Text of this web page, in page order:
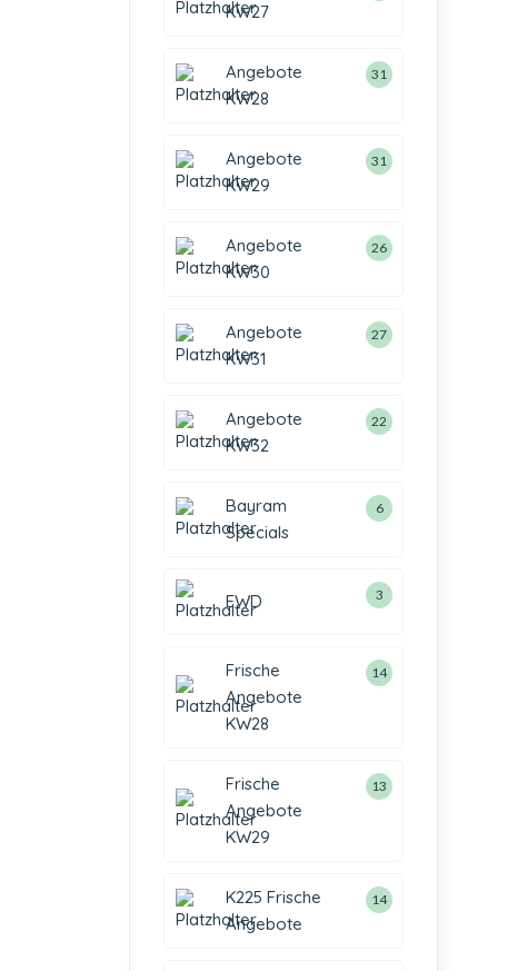
KW27
Angebote
KW28
31
Angebote
KW29
31
Angebote
KW30
26
Angebote
KW31
27
Angebote
KW32
22
Bayram
Specials
6
EWD 3
Frische
Angebote
KW28
14
Frische
Angebote
KW29
13
K225 Frische
Angebote
14